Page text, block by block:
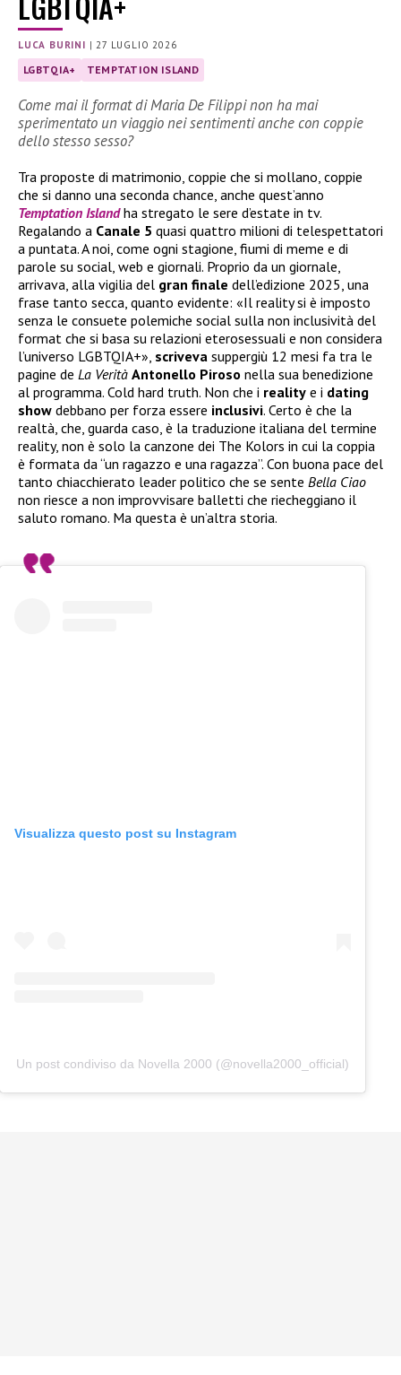
LUCA BURINI | 27 LUGLIO 2026
LGBTQIA+ TEMPTATION ISLAND
Come mai il format di Maria De Filippi non ha mai
sperimentato un viaggio nei sentimenti anche con coppie
dello stesso sesso?
Tra proposte di matrimonio, coppie che si mollano, coppie
che si danno una seconda chance, anche quest’anno
Temptation Islandha stregato le sere d’estate in tv.
Regalando a Canale 5 quasi quattro milioni di telespettatori
a puntata. A noi, come ogni stagione, fiumi di meme e di
parole su social, web e giornali. Proprio da un giornale,
arrivava, alla vigilia del gran finale dell’edizione 2025, una
frase tanto secca, quanto evidente: «Il reality si è imposto
senza le consuete polemiche social sulla non inclusività del
format che si basa su relazioni eterosessuali e non considera
l’universo LGBTQIA+», scriveva suppergiù 12 mesi fa tra le
pagine de La Verità Antonello Piroso nella sua benedizione
al programma. Cold hard truth. Non che i reality e i dating
show debbano per forza essere inclusivi. Certo è che la
realtà, che, guarda caso, è la traduzione italiana del termine
reality, non è solo la canzone dei The Kolors in cui la coppia
è formata da “un ragazzo e una ragazza”. Con buona pace del
tanto chiacchierato leader politico che se sente Bella Ciao
non riesce a non improvvisare balletti che riecheggiano il
saluto romano. Ma questa è un’altra storia.
Visualizza questo post su Instagram
Un post condiviso da Novella 2000 (@novella2000_official)